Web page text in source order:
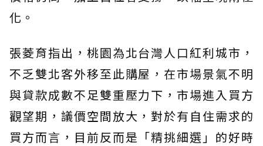
化。
張菱育指出，桃園為北台灣人口紅利城市，
不乏雙北客外移至此購屋，在市場景氣不明
與貸款成數不足雙重壓力下，市場進入買方
觀望期，議價空間放大，對於有自住需求的
買方而言，目前反而是「精挑細選」的好時